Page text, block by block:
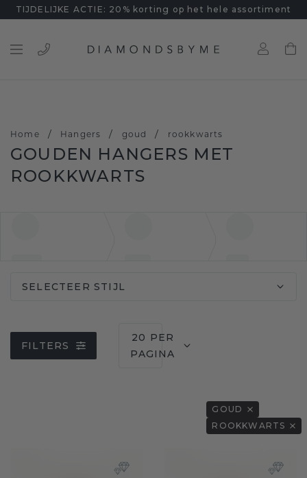
TIJDELIJKE ACTIE: 20% korting op het hele assortiment
Home / Hangers / goud / rookkwarts
GOUDEN HANGERS MET
ROOKKWARTS
SELECTEER STIJL
FILTERS
20 PER
PAGINA
GOUD
ROOKKWARTS